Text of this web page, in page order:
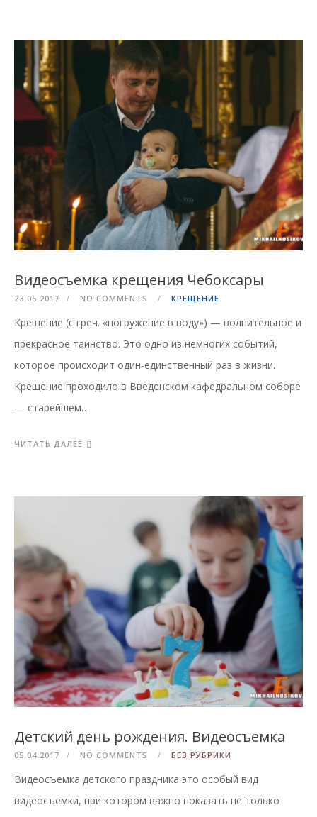
Видеосъемка крещения Чебоксары
23.05.2017 NO COMMENTS КРЕЩЕНИЕ
Крещение (с греч. «погружение в воду») — волнительное и
прекрасное таинство. Это одно из немногих событий,
которое происходит один-единственный раз в жизни.
Крещение проходило в Введенском кафедральном соборе
— старейшем…
ЧИТАТЬ ДАЛЕЕ
Детский день рождения. Видеосъемка
05.04.2017 NO COMMENTS БЕЗ РУБРИКИ
Видеосъемка детского праздника это особый вид
видеосъемки, при котором важно показать не только